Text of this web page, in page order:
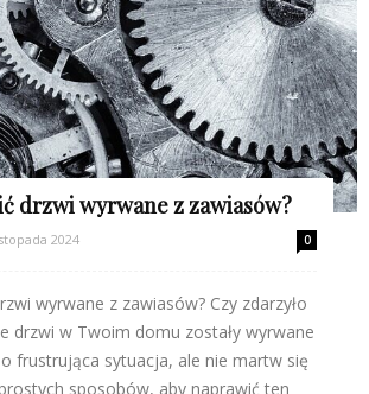
drzwi wyrwane z zawiasów?
2024 0
wyrwane z zawiasów? Czy zdarzyło
drzwi w Twoim domu zostały wyrwane
frustrująca sytuacja, ale nie martw się
sposobów, aby naprawić ten